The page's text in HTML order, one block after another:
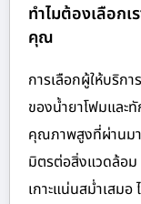
ทำไมต้องเลือก
คุณ
การเลือกผู้ให้บริ
ของน้ำยาโฟมและ
คุณภาพสูงที่ผ่านมา
มิตรต่อสิ่งแวดล้อม
เกาะแน่นสม่ำเสม